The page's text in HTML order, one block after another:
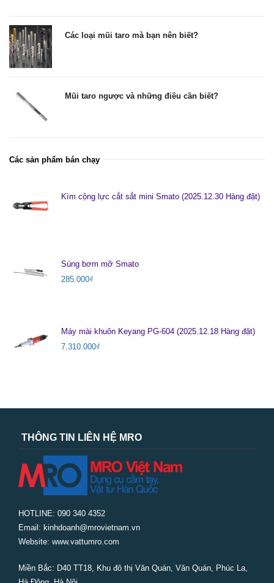
Các loại mũi taro mà bạn nên biết?
Mũi taro ngược và những điều cần biết?
Các sản phẩm bán chạy
Kìm cộng lực cắt sắt mini Smato (2025.12.30 Hàng đặt)
Súng bơm mỡ Smato
285.000₫
Máy mài khuôn Keyang PG-604 (2025.12.18 Hàng đặt)
7.310.000₫
THÔNG TIN LIÊN HỆ MRO
HOTLINE: 090 340 4352
Email: kinhdoanh@mrovietnam.vn
Website: www.vattumro.com
Miền Bắc: D40 TT18, Khu đô thị Văn Quán, Văn Quán, Phúc La,